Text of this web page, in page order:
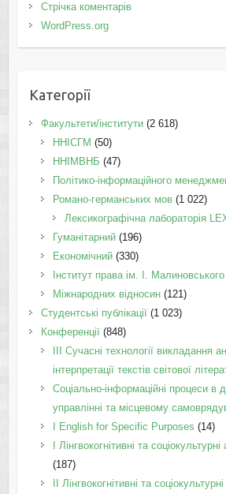
Стрічка коментарів
WordPress.org
Категорії
Факультети/інститути(2 618)
ННІСГМ (50)
ННІМВНБ (47)
Політико-інформаційного
Романо-германських мов(1 022)
Лексикографічна лабораторія
Гуманітарний(196)
Економічний(330)
Інститут права ім. І. Малиновського
Міжнародних відносин(121)
Студентські публікації(1 023)
Конференції(848)
III Сучасні технології викладання
інтерпретації текстів світової
Соціально-інформаційні процеси в
управлінні та місцевому
І English for Specific Purposes (14)
I Лінгвокогнітивні та
(187)
IІ Лінгвокогнітивні та